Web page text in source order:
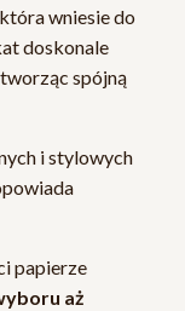
wniesie do
doskonale
tworząc spójną
i stylowych
papierze
aż